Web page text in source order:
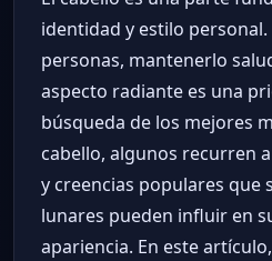
identidad y estilo personal.
personas, mantenerlo
aspecto radiante es una
búsqueda de los mejores
cabello, algunos recurren
y creencias populares que
lunares pueden influir en
apariencia. En este